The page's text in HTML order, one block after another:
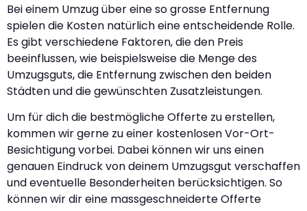
Bei einem Umzug über eine so grosse Entfernung
spielen die Kosten natürlich eine entscheidende Rolle.
Es gibt verschiedene Faktoren, die den Preis
beeinflussen, wie beispielsweise die Menge des
Umzugsguts, die Entfernung zwischen den beiden
Städten und die gewünschten Zusatzleistungen.
Um für dich die bestmögliche Offerte zu erstellen,
kommen wir gerne zu einer kostenlosen Vor-Ort-
Besichtigung vorbei. Dabei können wir uns einen
genauen Eindruck von deinem Umzugsgut verschaffen
und eventuelle Besonderheiten berücksichtigen. So
können wir dir eine massgeschneiderte Offerte